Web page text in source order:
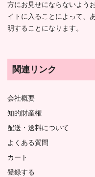
方にお見せにならないよう
イトに入ることによって、
明することになります。
関連リンク
会社概要
知的財産権
配送・送料について
よくある質問
カート
登録する